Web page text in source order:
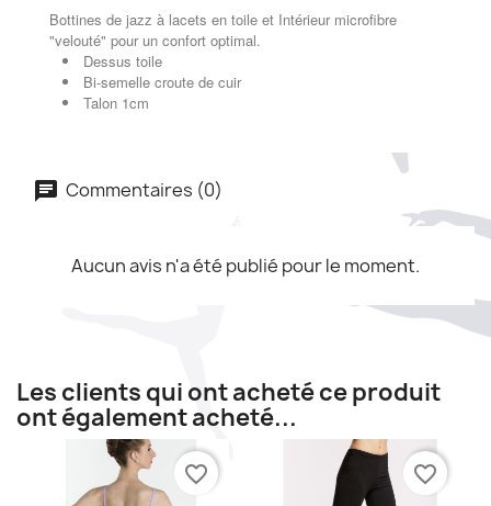
Bottines de jazz à lacets en toile et Intérieur microfibre
"velouté" pour un confort optimal.
Dessus toile
Bi-semelle croute de cuir
Talon 1cm
Commentaires (0)
Aucun avis n'a été publié pour le moment.
Les clients qui ont acheté ce produit
ont également acheté...
favorite_border favorite_border